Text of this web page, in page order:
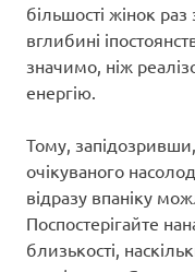
більшості жінок
вглибині
значимо, ніж
енергію.
Тому,
очікуваного
відразу впаніку
Поспостерігайте
близькості,